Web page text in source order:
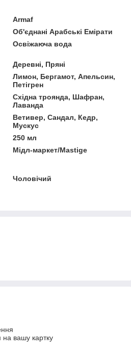
Armaf
Об'єднані Арабські Емірати
Освіжаюча вода
Деревні, Пряні
Лимон, Бергамот, Апельсин,
Петігрен
Східна троянда, Шафран,
Лаванда
Ветивер, Сандал, Кедр,
Мускус
250 мл
Мідл-маркет/Mastige
Чоловічий
на вашу картку